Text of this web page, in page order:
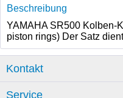
Beschreibung
YAMAHA SR500 Kolben-
piston rings) Der Satz
Kontakt
Service